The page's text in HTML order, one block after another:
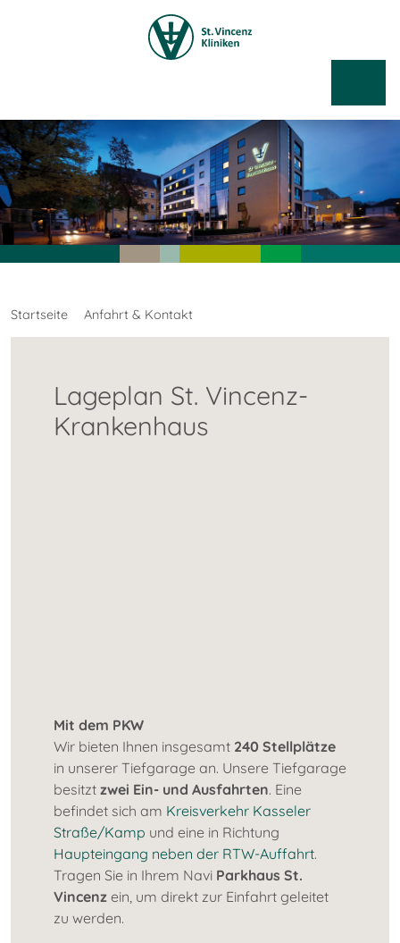
Startseite Anfahrt & Kontakt
Lageplan St. Vincenz-
Krankenhaus
Mit dem PKW
Wir bieten Ihnen insgesamt 240 Stellplätze
in unserer Tiefgarage an. Unsere Tiefgarage
besitzt zwei Ein- und Ausfahrten. Eine
befindet sich am Kreisverkehr Kasseler
Straße/Kamp und eine in Richtung
Haupteingang neben der RTW-Auffahrt.
Tragen Sie in Ihrem Navi Parkhaus St.
Vincenz ein, um direkt zur Einfahrt geleitet
zu werden.